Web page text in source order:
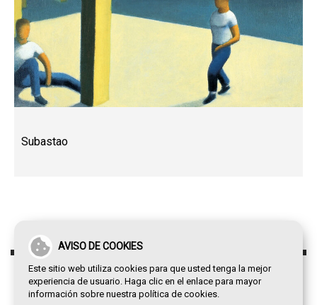
AVISO DE COOKIES
Este sitio web utiliza cookies para que usted tenga la mejor
experiencia de usuario. Haga clic en el enlace para mayor
información sobre nuestra política de cookies.
Subastao